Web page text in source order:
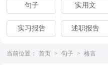
句子 实用文
实习报告 述职报告
离职报告
当前位置： 首页 > 句子 > 格言